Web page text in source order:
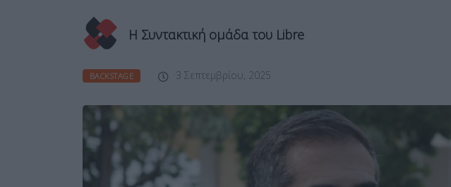
Η Συντακτική ομάδα του Libre
BACKSTAGE 3 Σεπτεμβρίου, 2025